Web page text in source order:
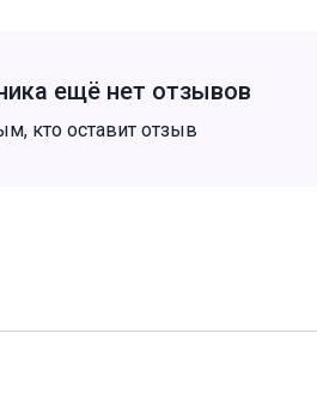
ещё нет отзывов
кто оставит отзыв